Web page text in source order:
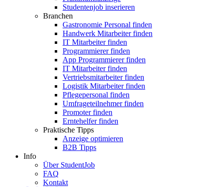
Studentenjob inserieren
Branchen
Gastronomie Personal finden
Handwerk Mitarbeiter finden
IT Mitarbeiter finden
Programmierer finden
App Programmierer finden
IT Mitarbeiter finden
Vertriebsmitarbeiter finden
Logistik Mitarbeiter finden
Pflegepersonal finden
Umfrageteilnehmer finden
Promoter finden
Erntehelfer finden
Praktische Tipps
Anzeige optimieren
B2B Tipps
Info
Über StudentJob
FAQ
Kontakt